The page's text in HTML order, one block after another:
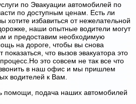
по Эвакуации автомобилей по
по доступным ценам. Есть ли
хотите избавиться от нежелательной
наши опытные водители могут
и предоставим необходимую
на дороге, чтобы вы снова
что вызов эвакуатора это
это совсем не так все что
в наш офис и мы пришлем
водителей к Вам.
помощи, подача наших автомобилей